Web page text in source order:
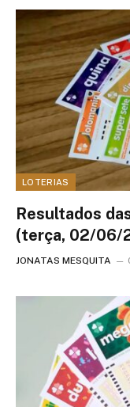
LOTERIAS
Resultados
(terça, 02/06/
JONATAS MESQUITA